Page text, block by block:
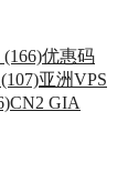
优惠码
亚洲VPS
CN2 GIA